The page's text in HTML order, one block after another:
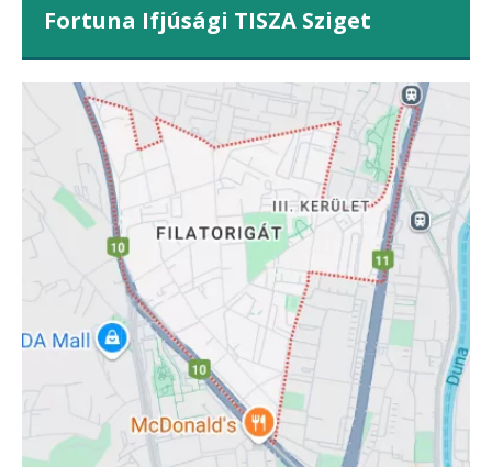
Fortuna Ifjúsági TISZA Sziget